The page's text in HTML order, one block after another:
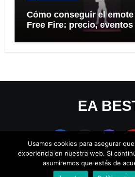
Cómo conseguir el
Free Fire: precio,
EA
Usamos cookies para asegurar
experiencia en nuestra web. Si
asumiremos que estás de